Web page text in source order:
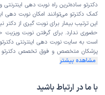
دکترتو ساده‌ترین راه نوبت‌ دهی
کمک دکترتو می‌توانند امکان نوبت دهی
این ترتیب بیمار برای نوبت گیری از
حضوری ندارد. برای گرفتن نوبت ویزیت
است به سایت نوبت دهی اینترنتی
پزشکان متخصص و فوق تخصص
مشاهده بیشتر
با ما در ارتباط باشید